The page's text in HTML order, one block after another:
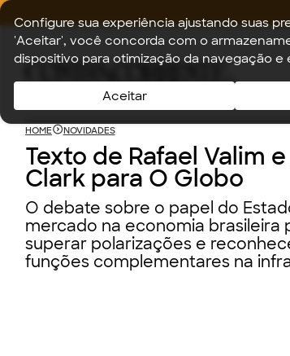
Configure sua experiência ajustando suas
'Aceitar', você concorda com o
dispositivo para otimização da navegação e
Aceitar
HOME NOVIDADES
Texto de Rafael Valim
Clark para O Globo
O debate sobre o papel do
mercado na economia brasileira
superar polarizações e
funções complementares na